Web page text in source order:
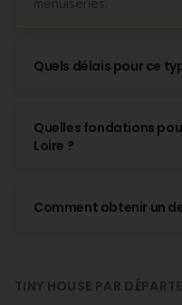
menuiseries.
Quels délais pour ce
Quelles fondations
Loire ?
Comment obtenir un
TINY HOUSE PAR